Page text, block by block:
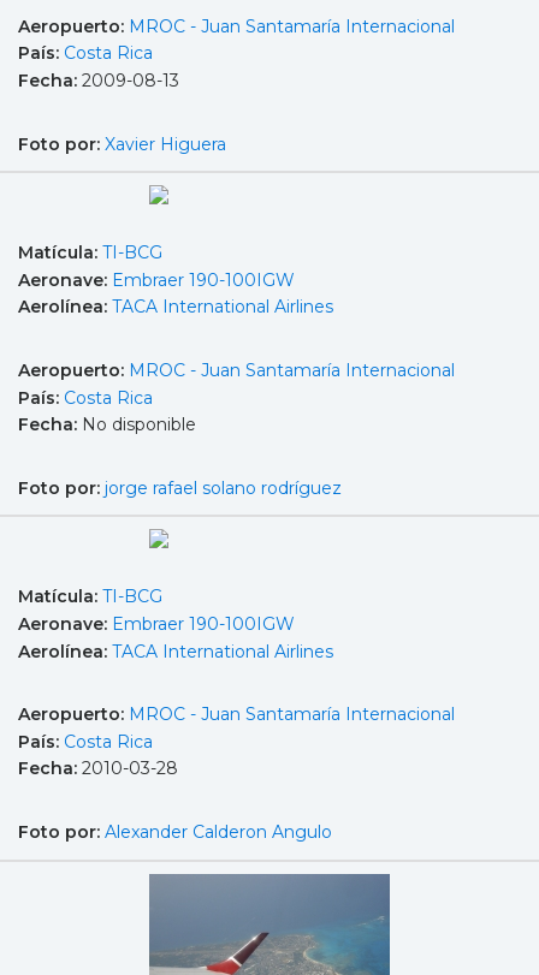
Aeropuerto: MROC - Juan Santamaría Internacional
País: Costa Rica
Fecha: 2009-08-13
Foto por: Xavier Higuera
Matícula: TI-BCG
Aeronave: Embraer 190-100IGW
Aerolínea: TACA International Airlines
Aeropuerto: MROC - Juan Santamaría Internacional
País: Costa Rica
Fecha: No disponible
Foto por: jorge rafael solano rodríguez
Matícula: TI-BCG
Aeronave: Embraer 190-100IGW
Aerolínea: TACA International Airlines
Aeropuerto: MROC - Juan Santamaría Internacional
País: Costa Rica
Fecha: 2010-03-28
Foto por: Alexander Calderon Angulo